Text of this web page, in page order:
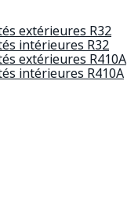
extérieures R32
intérieures R32
extérieures R410A
intérieures R410A